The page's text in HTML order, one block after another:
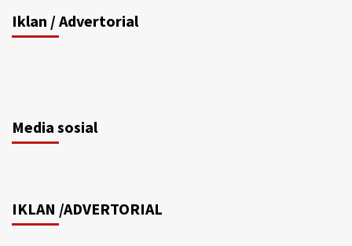
Iklan / Advertorial
Media sosial
IKLAN /ADVERTORIAL